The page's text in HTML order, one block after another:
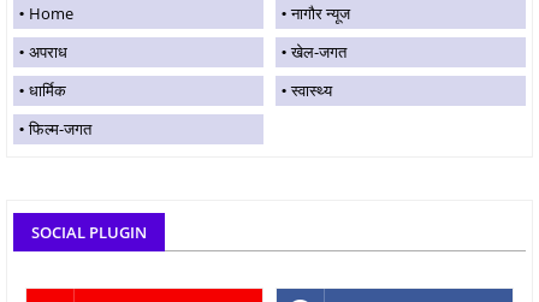
Home
नागौर न्यूज
अपराध
खेल-जगत
धार्मिक
स्वास्थ्य
फिल्म-जगत
SOCIAL PLUGIN